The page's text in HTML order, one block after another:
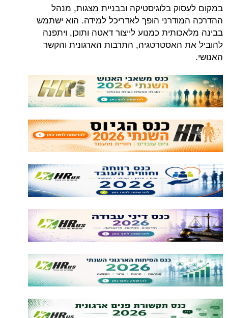
במקום לעסוק בלוגיסטיקה ובבניית מצגות, מנהל
ההדרכה המודרני הופך לאדריכל למידה. הוא ישתמש
בבינה מלאכותית כמנוע לייצור דאטה ותוכן, ויתפנה
להוביל את האסטרטגיה, התרבות הארגונית והקשר
האנושי.